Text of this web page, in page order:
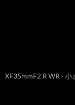
XF35mmF2 R WR -